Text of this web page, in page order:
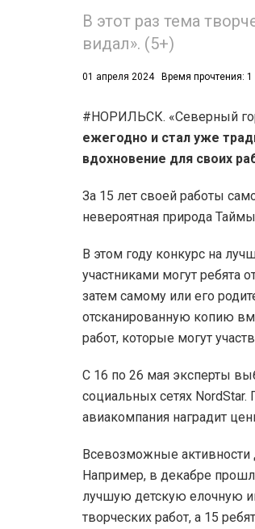
В этот раз тема
видал». (5+)
01 апреля 2024 Время прочтения: 1
#НОРИЛЬСК. «Северный
ежегодно и стал уже
вдохновение для своих
За 15 лет своей работы
невероятная природа
В этом году конкурс на
участниками могут ребята
затем самому или его
отсканированную копию
работ, которые могут
С 16 по 26 мая эксперты
социальных сетях NordStar.
авиакомпания наградит
Всевозможные активности
Например, в декабре
лучшую детскую елочную
творческих работ, а 15